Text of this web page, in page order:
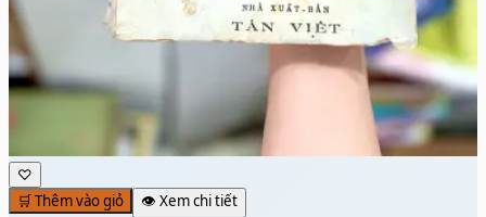
♡
🛒 Thêm vào giỏ
👁️ Xem chi tiết